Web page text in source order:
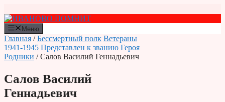
к
содержимому
Меню
Главная /Бессмертный полк Ветераны
1941-1945 Представлен к званию Героя
Родники / Салов Василий Геннадьевич
Салов Василий
Геннадьевич